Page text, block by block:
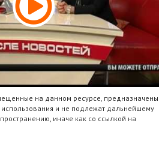
на данном ресурсе, предназначены
использования и не подлежат дальнейшему
иначе как со ссылкой на